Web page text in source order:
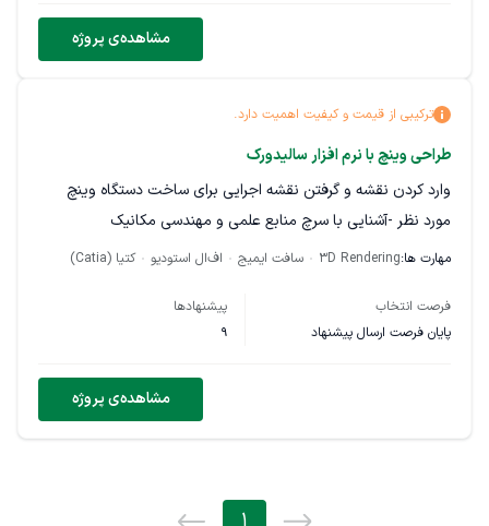
مشاهده‌ی پروژه
ترکیبی از قیمت و کیفیت اهمیت دارد.
طراحی وینچ با نرم افزار سالیدورک
وارد کردن نقشه و گرفتن نقشه اجرایی برای ساخت دستگاه وینچ
مورد نظر -آشنایی با سرچ منابع علمی و مهندسی مکانیک
مهارت ها:3D Rendering سافت ایمیج اف‌ال استودیو کتیا (Catia)
فرصت انتخاب
پایان فرصت ارسال پیشنهاد
پیشنهادها
9
مشاهده‌ی پروژه